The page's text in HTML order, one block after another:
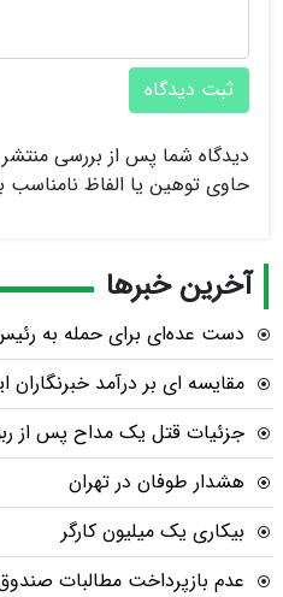
ثبت دیدگاه
دیدگاه شما پس از بررسی
حاوی توهین یا الفاظ
آخرین خبرها
دست عده‌ای برای حمله به
مقایسه ای بر درآمد خبرنگاران
جزئیات قتل یک مداح پس از
هشدار طوفان در تهران
بیکاری یک میلیون کارگر
عدم بازپرداخت مطالبات